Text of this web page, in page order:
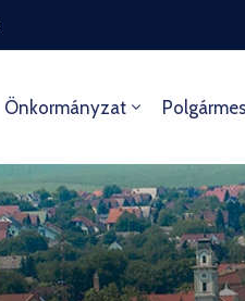
Önkormányzat